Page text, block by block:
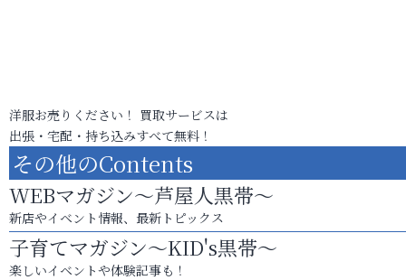
洋服お売りください！ 買取サービスは
出張・宅配・持ち込みすべて無料！
その他のContents
WEBマガジン～芦屋人黒帯～
新店やイベント情報、最新トピックス
子育てマガジン～KID's黒帯～
楽しいイベントや体験記事も！